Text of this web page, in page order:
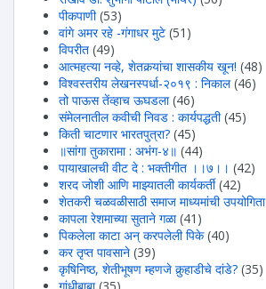
पीकपाणी (53)
वांगे अमर रहे -गंगाधर मुटे (51)
विपरीत (49)
आत्महत्या नव्हे, शेतकर्‍यांचा शासकीय खून! (48)
विश्वस्तरीय लेखनस्पर्धा-२०१९ : निकाल (46)
तो पाऊस तेंव्हाच ऊघडला (46)
संमेलनातील कवीची निवड : कार्यपद्धती (45)
किती चाटणार भारतपुत्रा? (45)
॥सांगा तुकारामा : अभंग-४॥ (44)
पायाखालची वीट दे : भक्तीगीत ।।७।। (42)
शरद जोशी आणि माझ्यातली कार्यकर्ती (42)
शेतकरी चळवळीसाठी समाज माध्यमांची उपयोगिता
कापला रेशमाच्या सुताने गळा (41)
पिकलेला काटा अन् करपलेली पिके (40)
कर तृप्त पावसाने (39)
कृषिनिष्ठ, शेतीभूषण म्हणजे कुर्‍हाडीचे दांडे? (35)